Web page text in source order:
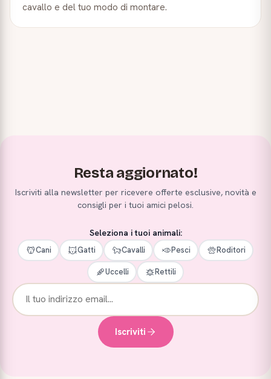
cavallo e del tuo modo di montare.
Resta aggiornato!
Iscriviti alla newsletter per ricevere offerte esclusive, novità e
consigli per i tuoi amici pelosi.
Seleziona i tuoi animali:
Cani Gatti Cavalli Pesci Roditori
Uccelli Rettili
Iscriviti